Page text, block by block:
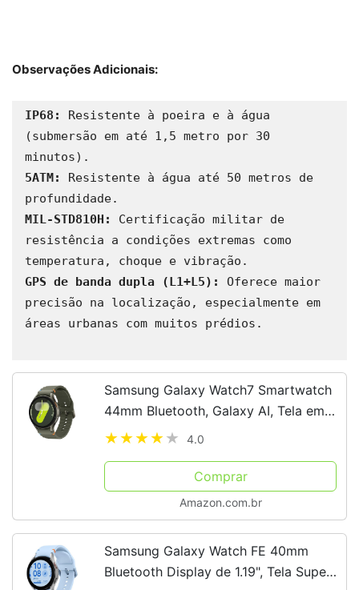
Observações Adicionais:
IP68:
Resistente à poeira e à água
(submersão em até 1,5 metro por 30
5ATM:
Resistente à água até 50 metros de
MIL-STD810H:
Certificação militar de
resistência a condições extremas como
GPS de banda dupla (L1+L5):
Oferece maior
precisão na localização, especialmente em
áreas urbanas com muitos prédios.
Samsung Galaxy Watch7 Smartwatch
44mm Bluetooth, Galaxy AI, Tela em
Cristal de Safira, GPS de Dupla
de saúde, sono e de...
4.0
Comprar
Amazon.com.br
Samsung Galaxy Watch FE 40mm
Bluetooth Display de 1.19", Tela Super